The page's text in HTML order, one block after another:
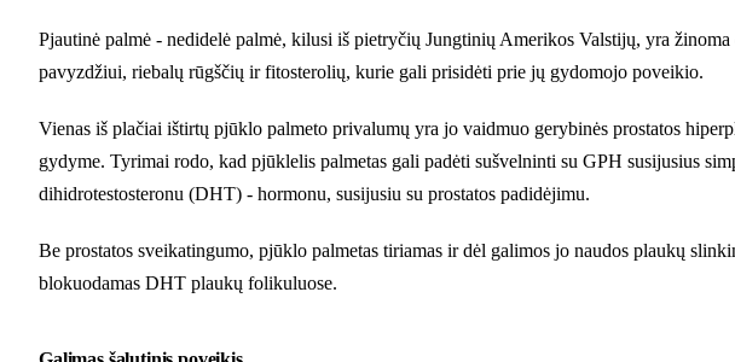
Pjautinė palmė - nedidelė palmė, kilusi iš pietryčių Jungtinių Amerikos Valstijų, yra
pavyzdžiui, riebalų rūgščių ir fitosterolių, kurie gali prisidėti prie jų gydomojo poveikio.
Vienas iš plačiai ištirtų pjūklo palmeto privalumų yra jo vaidmuo gerybinės prostatos
gydyme. Tyrimai rodo, kad pjūklelis palmetas gali padėti sušvelninti su GPH susijusius
dihidrotestosteronu (DHT) - hormonu, susijusiu su prostatos padidėjimu.
Be prostatos sveikatingumo, pjūklo palmetas tiriamas ir dėl galimos jo naudos plaukų
blokuodamas DHT plaukų folikuluose.